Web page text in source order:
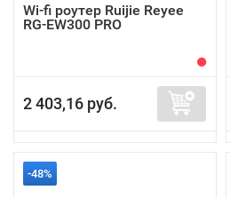
Wi-fi роутер Ruijie Reyee
RG-EW300 PRO
2 403,16 руб.
-48%